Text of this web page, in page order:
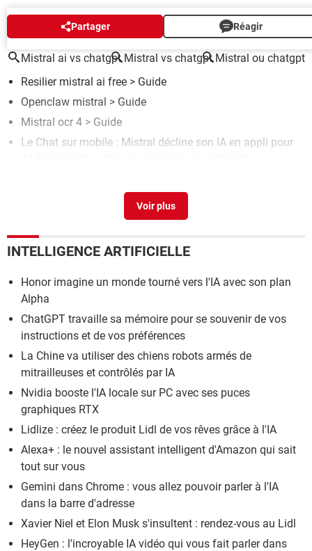
Partager Réagir
AUTOUR DU MÊME SUJET
Mistral ai vs chatgpt Mistral vs chatgpt Mistral ou chatgpt
Resilier mistral ai free > Guide
Openclaw mistral > Guide
Mistral ocr 4 > Guide
Le Chat sur mobile : Mistral décline son IA en appli pour
Musique / Radio / Clip
INTELLIGENCE ARTIFICIELLE
Honor imagine un monde tourné vers l'IA avec son plan
Alpha
ChatGPT travaille sa mémoire pour se souvenir de vos
instructions et de vos préférences
La Chine va utiliser des chiens robots armés de
mitrailleuses et contrôlés par IA
Nvidia booste l'IA locale sur PC avec ses puces
graphiques RTX
Lidlize : créez le produit Lidl de vos rêves grâce à l'IA
Alexa+ : le nouvel assistant intelligent d'Amazon qui sait
tout sur vous
Gemini dans Chrome : vous allez pouvoir parler à l'IA
dans la barre d'adresse
Xavier Niel et Elon Musk s'insultent : rendez-vous au Lidl
HeyGen : l'incroyable IA vidéo qui vous fait parler dans